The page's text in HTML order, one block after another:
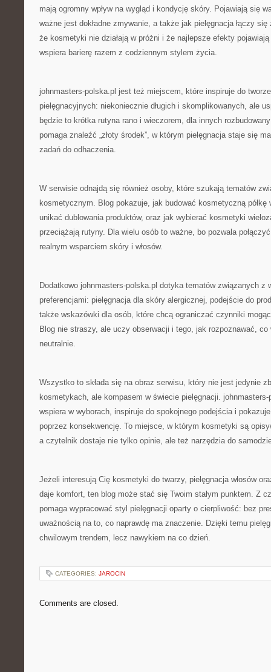
mają ogromny wpływ na wygląd i kondycję skóry. Pojawiają się
ważne jest dokładne zmywanie, a także jak pielęgnacja łączy
że kosmetyki nie działają w próżni i że najlepsze efekty
wspiera barierę razem z codziennym stylem życia.
johnmasters-polska.pl jest też miejscem, które inspiruje do
pielęgnacyjnych: niekoniecznie długich i skomplikowanych, ale
będzie to krótka rutyna rano i wieczorem, dla innych
pomaga znaleźć „złoty środek”, w którym pielęgnacja staje się
zadań do odhaczenia.
W serwisie odnajdą się również osoby, które szukają tematów
kosmetycznym. Blog pokazuje, jak budować kosmetyczną półkę
unikać dublowania produktów, oraz jak wybierać kosmetyki
przeciążają rutyny. Dla wielu osób to ważne, bo pozwala
realnym wsparciem skóry i włosów.
Dodatkowo johnmasters-polska.pl dotyka tematów związanych z
preferencjami: pielęgnacja dla skóry alergicznej, podejście do
także wskazówki dla osób, które chcą ograniczać czynniki
Blog nie straszy, ale uczy obserwacji i tego, jak rozpoznawać, co
neutralnie.
Wszystko to składa się na obraz serwisu, który nie jest jedynie
kosmetykach, ale kompasem w świecie pielęgnacji.
wspiera w wyborach, inspiruje do spokojnego podejścia i
poprzez konsekwencję. To miejsce, w którym kosmetyki są
a czytelnik dostaje nie tylko opinie, ale też narzędzia do
Jeżeli interesują Cię kosmetyki do twarzy, pielęgnacja włosów
daje komfort, ten blog może stać się Twoim stałym punktem. Z
pomaga wypracować styl pielęgnacji oparty o cierpliwość: bez
uważnością na to, co naprawdę ma znaczenie. Dzięki temu
chwilowym trendem, lecz nawykiem na co dzień.
CATEGORIES: JAROCIN
Comments are closed.